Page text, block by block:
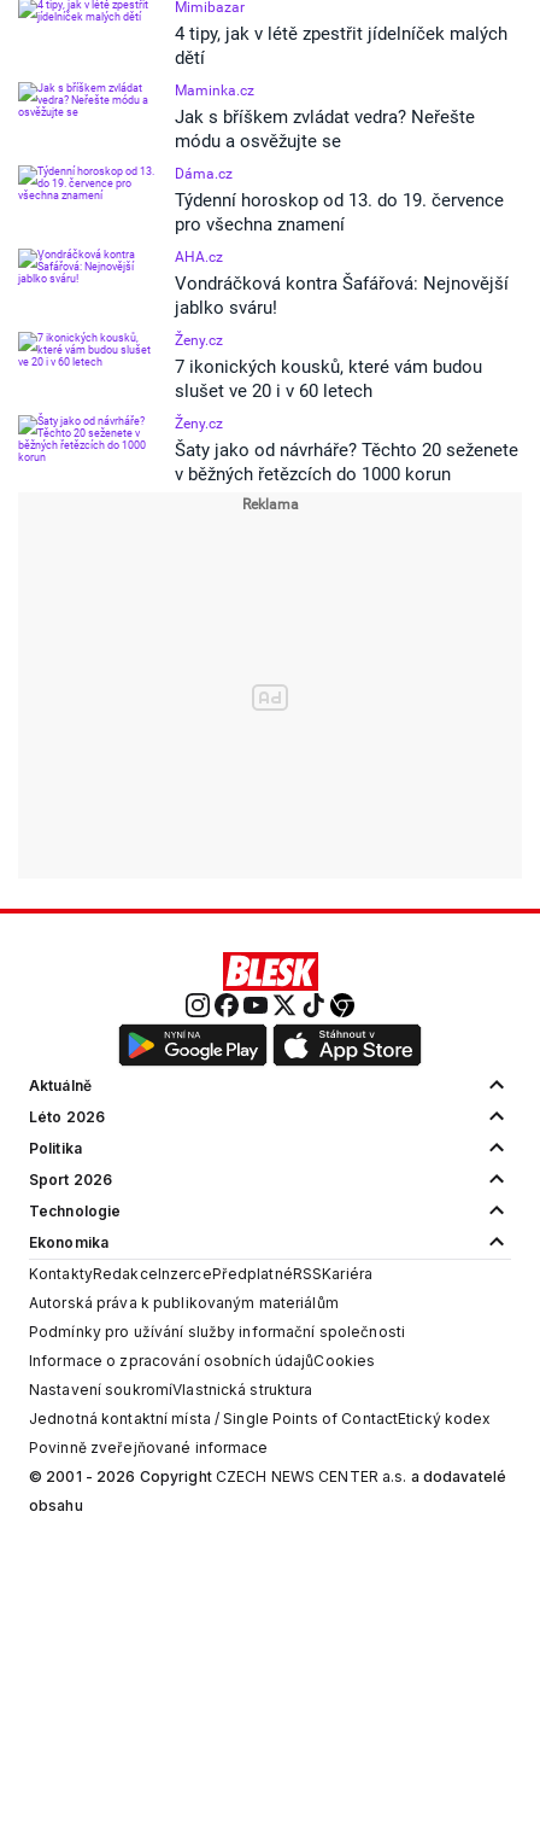
Mimibazar
4 tipy, jak v létě zpestřit jídelníček malých
dětí
Maminka.cz
Jak s bříškem zvládat vedra? Neřešte
módu a osvěžujte se
Dáma.cz
Týdenní horoskop od 13. do 19. července
pro všechna znamení
AHA.cz
Vondráčková kontra Šafářová: Nejnovější
jablko sváru!
Ženy.cz
7 ikonických kousků, které vám budou
slušet ve 20 i v 60 letech
Ženy.cz
Šaty jako od návrháře? Těchto 20 seženete
v běžných řetězcích do 1000 korun
Aktuálně
Léto 2026
Politika
Sport 2026
Technologie
Ekonomika
KontaktyRedakceInzercePředplatnéRSSKariéra
Autorská práva k publikovaným materiálům
Podmínky pro užívání služby informační společnosti
Informace o zpracování osobních údajůCookies
Nastavení soukromíVlastnická struktura
Jednotná kontaktní místa / Single Points of ContactEtický kodex
Povinně zveřejňované informace
© 2001 - 2026 Copyright CZECH NEWS CENTER a.s. a dodavatelé
obsahu